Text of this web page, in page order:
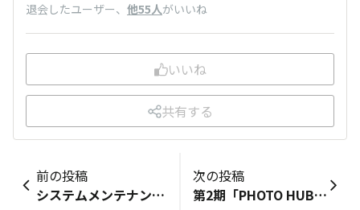
退会したユーザー、 他55人がいいね
いいね
共有する
前の投稿
システムメンテナンスのお知らせ
次の投稿
第2期「PHOTO HUBサポーター」募集のご案内